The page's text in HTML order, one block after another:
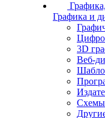
Графика и
3D
Веб-